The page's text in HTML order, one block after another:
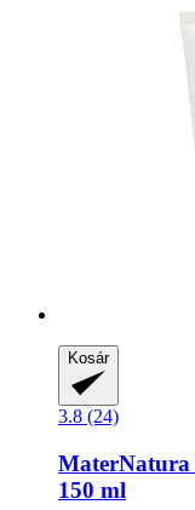
Kosár
3.8 (24)
MaterNatura
150 ml